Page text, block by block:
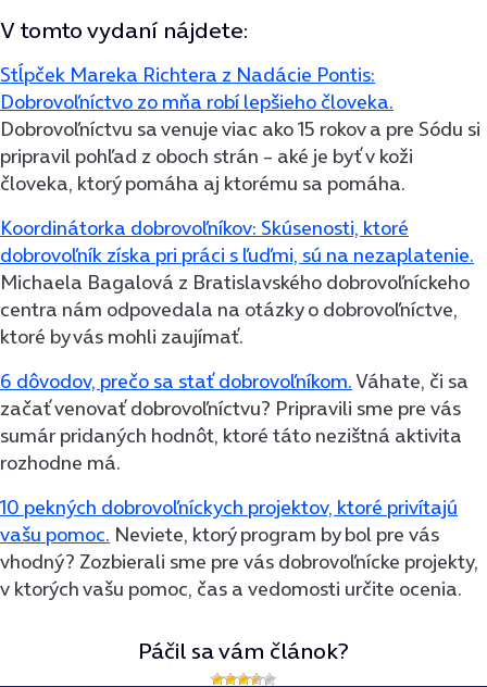
V tomto vydaní nájdete:
Stĺpček Mareka Richtera z Nadácie Pontis:
Dobrovoľníctvo zo mňa robí lepšieho človeka.
Dobrovoľníctvu sa venuje viac ako 15 rokov a pre Sódu si
pripravil pohľad z oboch strán – aké je byť v koži
človeka, ktorý pomáha aj ktorému sa pomáha.
Koordinátorka dobrovoľníkov: Skúsenosti, ktoré
dobrovoľník získa pri práci s ľuďmi, sú na nezaplatenie.
Michaela Bagalová z Bratislavského dobrovoľníckeho
centra nám odpovedala na otázky o dobrovoľníctve,
ktoré by vás mohli zaujímať.
6 dôvodov, prečo sa stať dobrovoľníkom.Váhate, či sa
začať venovať dobrovoľníctvu? Pripravili sme pre vás
sumár pridaných hodnôt, ktoré táto nezištná aktivita
rozhodne má.
10 pekných dobrovoľníckych projektov, ktoré privítajú
vašu pomoc. Neviete, ktorý program by bol pre vás
vhodný? Zozbierali sme pre vás dobrovoľnícke projekty,
v ktorých vašu pomoc, čas a vedomosti určite ocenia.
Páčil sa vám článok?